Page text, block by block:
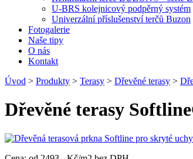
U-BRS kolejnicový podpěrný systém
Univerzální příslušenství terčů Buzon
Fotogalerie
Naše tipy
O nás
Kontakt
Úvod > Produkty > Terasy > Dřevěné terasy >
Dřevěné terasy